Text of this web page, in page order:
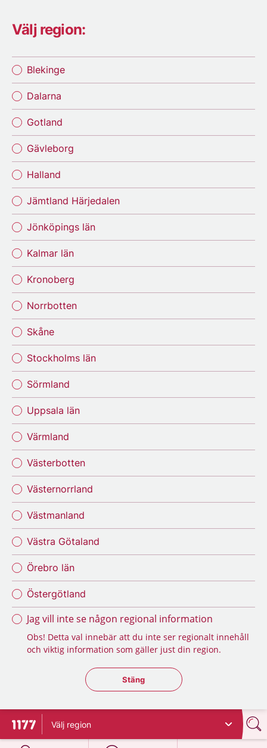
Välj region:
Blekinge
Dalarna
Gotland
Gävleborg
Halland
Jämtland Härjedalen
Jönköpings län
Kalmar län
Kronoberg
Norrbotten
Skåne
Stockholms län
Sörmland
Uppsala län
Värmland
Västerbotten
Västernorrland
Västmanland
Västra Götaland
Örebro län
Östergötland
Jag vill inte se någon regional information
Obs! Detta val innebär att du inte ser regionalt innehåll
och viktig information som gäller just din region.
Stäng regionsväljaren
Stäng
Till startsidan för 1177
Välj region
på 1177.se
på 1177.se